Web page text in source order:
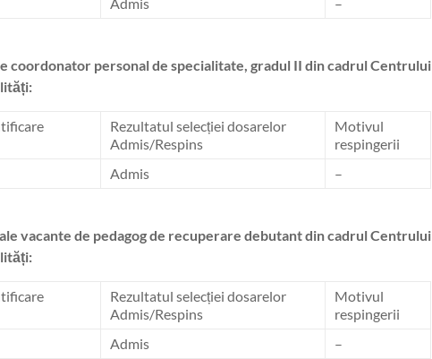
coordonator personal de specialitate, gradul II din cadrul Centrului
Rezultatul selecției dosarelor
Admis/Respins
Motivul
respingerii
Admis –
vacante de pedagog de recuperare debutant din cadrul Centrului
Rezultatul selecției dosarelor
Admis/Respins
Motivul
respingerii
Admis
–